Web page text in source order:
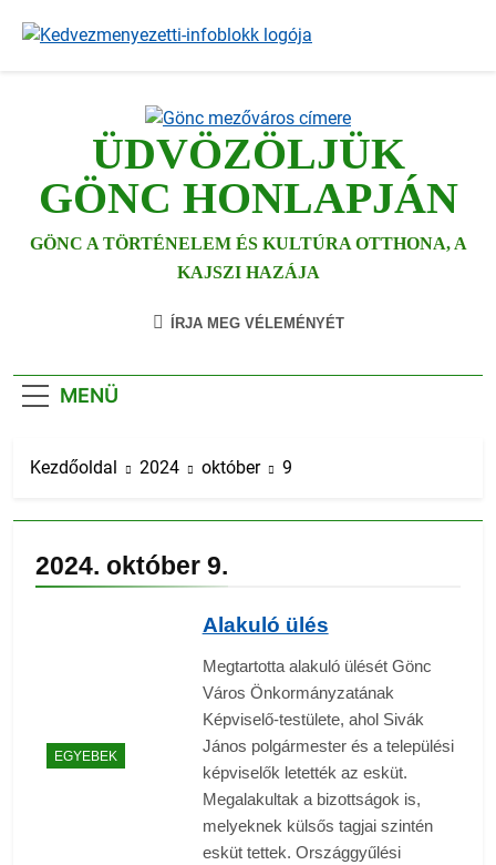
ÜDVÖZÖLJÜK
GÖNC HONLAPJÁN
GÖNC A TÖRTÉNELEM ÉS KULTÚRA OTTHONA, A
KAJSZI HAZÁJA
ÍRJA MEG VÉLEMÉNYÉT
MENÜ
Kezdőoldal 2024 október 9
2024. október 9.
EGYEBEK
Alakuló ülés
Megtartotta alakuló ülését Gönc
Város Önkormányzatának
Képviselő-testülete, ahol Sivák
János polgármester és a települési
képviselők letették az esküt.
Megalakultak a bizottságok is,
melyeknek külsős tagjai szintén
esküt tettek. Országgyűlési